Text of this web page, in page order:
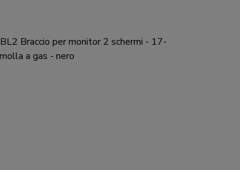
per qualsiasi schermo
che cattura l'attenzione
ottimale
specifiche
Braccio per monitor 2 schermi - 17-
a gas - nero